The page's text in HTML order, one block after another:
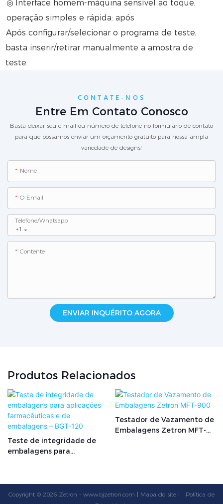
◎ Interface homem-máquina sensível ao toque,
operação simples e rápida: após
Após configurar/selecionar o programa de teste,
basta inserir/retirar manualmente a amostra de
teste.
CONTATE-NOS
Entre Em Contato Conosco
Basta deixar seu e-mail ou número de telefone no formulário de contato
para que possamos enviar um orçamento gratuito para nossa ampla
variedade de designs!
Nome
O Email
+1
Telefone/whatsapp
Contente
ENVIAR INQUÉRITO AGORA
Produtos Relacionados
Teste de integridade de
embalagens para
Testador de Vazamento de
Embalagens Zetron MFT-
Copyright © 2026 Zetron - www.bjzetron.com | Mapa do site | Política de